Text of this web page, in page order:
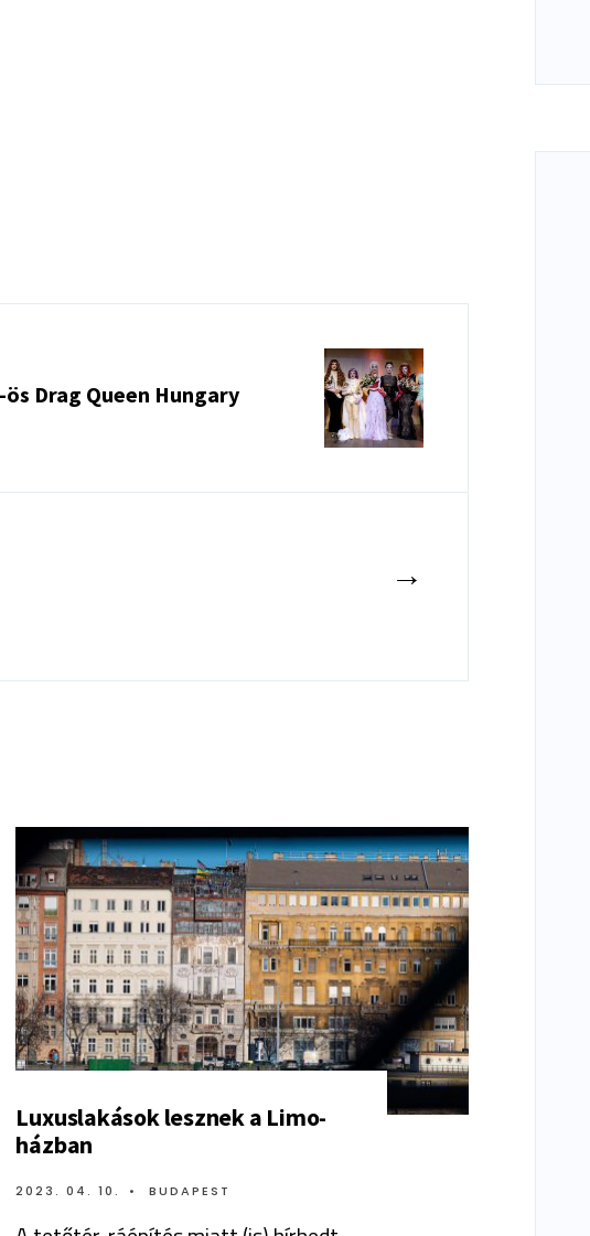
Drag Queen Hungary
→
Luxuslakások lesznek a Limo-
házban
2023. 04. 10. • BUDAPEST